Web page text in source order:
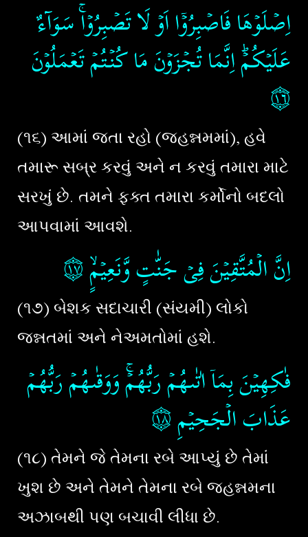
اِصۡلَوۡهَا فَاصۡبِرُوۡۤا اَوۡ لَا تَصۡبِرُوۡا​ۚ سَوَآءٌ
عَلَيۡكُمۡ​ؕ اِنَّمَا تُجۡزَوۡنَ مَا كُنۡتُمۡ تَعۡمَلُوۡنَ‏
۝١٦
(૧૬) આમાં જતા રહો (જહન્નમમાં), હવે
તમારૂ સબ્ર કરવું અને ન કરવું તમારા માટે
સરખું છે. તમને ફક્ત તમારા કર્મોનો બદલો
આપવામાં આવશે.
اِنَّ الۡمُتَّقِيۡنَ فِىۡ جَنّٰتٍ وَّنَعِيۡمٍۙ‏۝١٧
(૧૭) બેશક સદાચારી (સંયમી) લોકો
જન્નતમાં અને નેઅમતોમાં હશે.
فٰكِهِيۡنَ بِمَاۤ اٰتٰٮهُمۡ رَبُّهُمۡ​ۚ وَوَقٰٮهُمۡ رَبُّهُمۡ
عَذَابَ الۡجَحِيۡمِ‏۝١٨
(૧૮) તેમને જે તેમના રબે આપ્યું છે તેમાં
ખુશ છે અને તેમને તેમના રબે જહન્નમના
અઝાબથી પણ બચાવી લીધા છે.